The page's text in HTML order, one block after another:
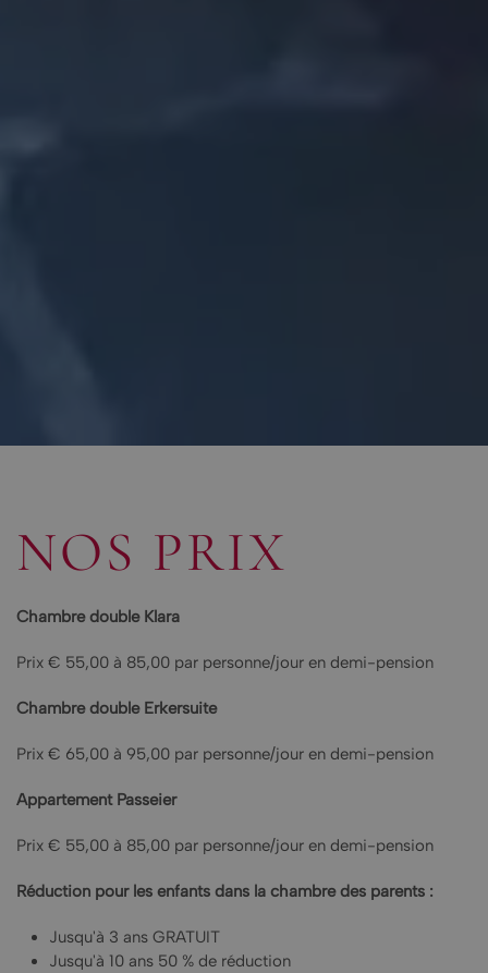
NOS PRIX
Chambre double Klara
Prix € 55,00 à 85,00 par personne/jour en demi-pension
Chambre double Erkersuite
Prix € 65,00 à 95,00 par personne/jour en demi-pension
Appartement Passeier
Prix € 55,00 à 85,00 par personne/jour en demi-pension
Réduction pour les enfants dans la chambre des parents :
Jusqu'à 3 ans GRATUIT
Jusqu'à 10 ans 50 % de réduction